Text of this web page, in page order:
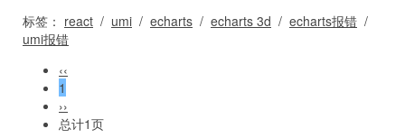
标签： react / umi / echarts / echarts 3d / echarts报错 /
umi报错
‹‹
1
››
总计1页